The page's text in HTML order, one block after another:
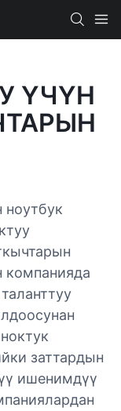
ҮЧҮН
ноутбук
компанияда
заттардын
ишенимдүү